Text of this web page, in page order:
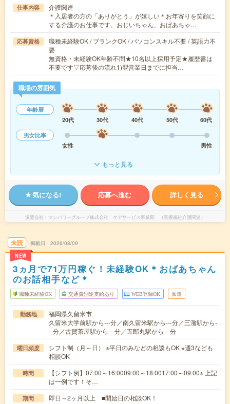
仕事内容
介護関連
＊入居者の方の「ありがとう」が嬉しい＊お年寄りを笑顔に
する介護のお仕事です。おじいちゃん、おばあちゃ…
応募資格
職種未経験OK / ブランクOK / パソコンスキル不要 / 英語力不
要
無資格・未経験OK年齢不問★10名以上採用予定★履歴書は
不要です▽応募後の流れ1)翌営業日までに担当…
職場の雰囲気
年齢層
20代
30代 40代 50代
60代
男女比率
女性
男性
もっと見る
気になる! 応募へ進む 詳しく見る
派遣会社 マンパワーグループ株式会社 ケアサービス事業部 （医療福祉介護関連）
未読
NEW
掲載日 2026/08/09
3ヵ月で71万円稼ぐ！未経験OK＊おばあちゃん
のお話相手など＊
職種未経験OK 交通費別途支給あり WEB登録OK 派遣
勤務地
福岡県久留米市
久留米大学前駅から---分／南久留米駅から---分／三潴駅から-
--分／古賀茶屋駅から---分／五郎丸駅から---分
曜日頻度
シフト制（月～日） ※平日のみなどの相談もOK ※週3なども
相談OK
時間
【シフト例】07:00～16:0009:00～18:0017:00～09:00※ 上記
は一例です！そ…
期間 即日～2ヶ月以上 ■開始日の相談OK！